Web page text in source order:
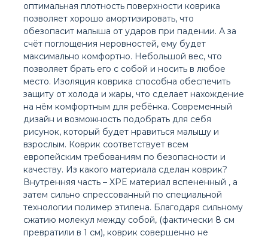
оптимальная плотность поверхности коврика
позволяет хорошо амортизировать, что
обезопасит малыша от ударов при падении. А за
счёт поглощения неровностей, ему будет
максимально комфортно. Небольшой вес, что
позволяет брать его с собой и носить в любое
место. Изоляция коврика способна обеспечить
защиту от холода и жары, что сделает нахождение
на нём комфортным для ребёнка. Современный
дизайн и возможность подобрать для себя
рисунок, который будет нравиться малышу и
взрослым. Коврик соответствует всем
европейским требованиям по безопасности и
качеству. Из какого материала сделан коврик?
Внутренняя часть – XPE материал вспененный , а
затем сильно спрессованный по специальной
технологии полимер этилена. Благодаря сильному
сжатию молекул между собой, (фактически 8 см
превратили в 1 см), коврик совершенно не